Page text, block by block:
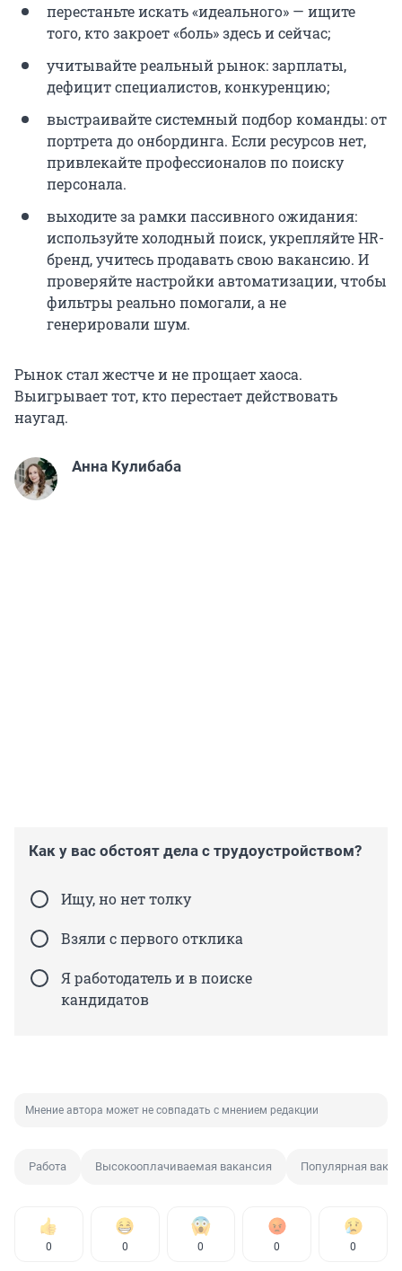
перестаньте искать «идеального» — ищите
того, кто закроет «боль» здесь и сейчас;
учитывайте реальный рынок: зарплаты,
дефицит специалистов, конкуренцию;
выстраивайте системный подбор команды: от
портрета до онбординга. Если ресурсов нет,
привлекайте профессионалов по поиску
персонала.
выходите за рамки пассивного ожидания:
используйте холодный поиск, укрепляйте HR-
бренд, учитесь продавать свою вакансию. И
проверяйте настройки автоматизации, чтобы
фильтры реально помогали, а не
генерировали шум.
Рынок стал жестче и не прощает хаоса.
Выигрывает тот, кто перестает действовать
наугад.
Анна Кулибаба
Как у вас обстоят дела с трудоустройством?
Ищу, но нет толку
Взяли с первого отклика
Я работодатель и в поиске
кандидатов
Мнение автора может не совпадать с мнением редакции
Работа Высокооплачиваемая вакансия Популярная
0 0 0 0 0